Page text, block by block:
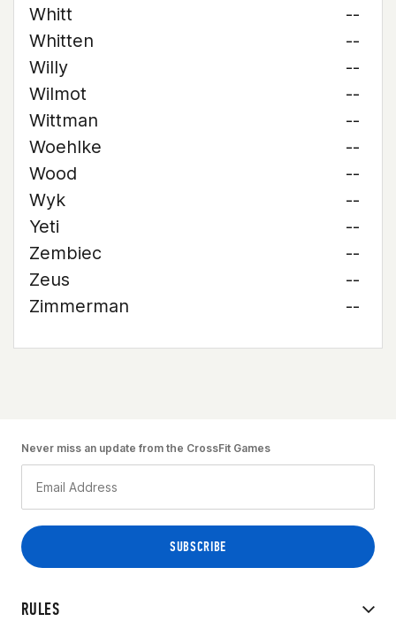
Whitt
--
Whitten
--
Willy
--
Wilmot
--
Wittman
--
Woehlke
--
Wood
--
Wyk
--
Yeti
--
Zembiec
--
Zeus
--
Zimmerman
--
RULES
Never miss an update from the CrossFit Games